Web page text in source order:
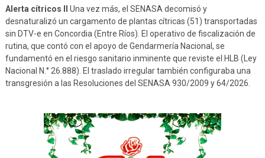
Alerta cítricos II Una vez más, el SENASA decomisó y
desnaturalizó un cargamento de plantas cítricas (51) transportadas
sin DTV-e en Concordia (Entre Ríos). El operativo de fiscalización de
rutina, que contó con el apoyo de Gendarmería Nacional, se
fundamentó en el riesgo sanitario inminente que reviste el HLB (Ley
Nacional N.° 26.888). El traslado irregular también configuraba una
transgresión a las Resoluciones del SENASA 930/2009 y 64/2026.